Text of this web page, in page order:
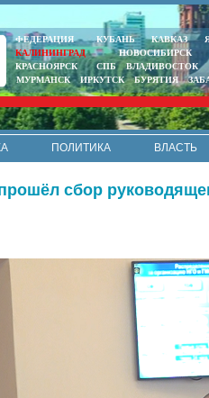
ФЕДЕРАЦИЯ КУБАНЬ КАВКАЗ
КАЛИНИНГРАД
НОВОСИБИРСК
КРАСНОЯРСК
СПБ ВЛАДИВОСТОК
МУРМАНСК
ИРКУТСК БУРЯТИЯ
ПОЛИТИКА ВЛАСТЬ
сбор